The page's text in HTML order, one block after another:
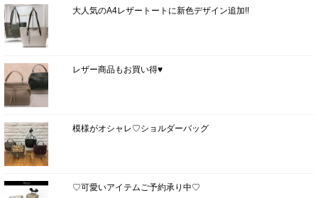
大人気のA4レザートートに新色デザイン追加!!
レザー商品もお買い得♥
模様がオシャレ♡ショルダーバッグ
♡可愛いアイテムご予約承り中♡